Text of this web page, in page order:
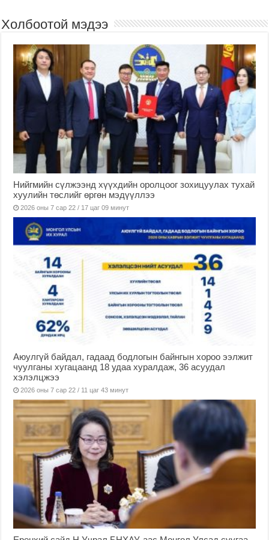
Холбоотой мэдээ
Нийгмийн сүлжээнд хүүхдийн оролцоог зохицуулах тухай
хуулийн төслийг өргөн мэдүүллээ
2026 оны 7 сар 22 / 17 цаг 09 минут
Аюулгүй байдал, гадаад бодлогын байнгын хороо ээлжит
чуулганы хугацаанд 18 удаа хуралдаж, 36 асуудал
хэлэлцжээ
2026 оны 7 сар 22 / 11 цаг 43 минут